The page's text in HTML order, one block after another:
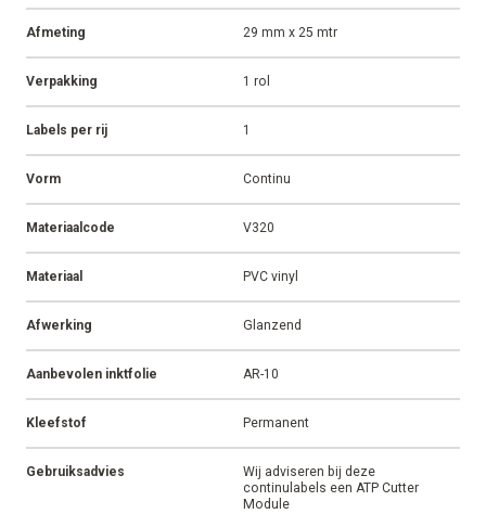
Afmeting 29 mm x 25 mtr
Verpakking 1 rol
Labels per rij 1
Vorm Continu
Materiaalcode V320
Materiaal PVC vinyl
Afwerking Glanzend
Aanbevolen inktfolie AR-10
Kleefstof Permanent
Gebruiksadvies
Wij adviseren bij deze
continulabels een ATP Cutter
Module